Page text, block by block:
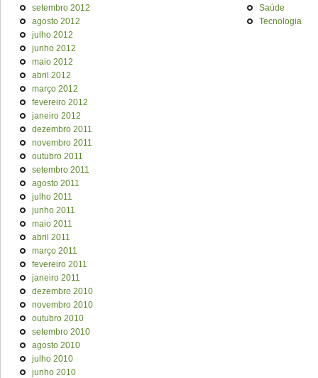
setembro 2012
agosto 2012
julho 2012
junho 2012
maio 2012
abril 2012
março 2012
fevereiro 2012
janeiro 2012
dezembro 2011
novembro 2011
outubro 2011
setembro 2011
agosto 2011
julho 2011
junho 2011
maio 2011
abril 2011
março 2011
fevereiro 2011
janeiro 2011
dezembro 2010
novembro 2010
outubro 2010
setembro 2010
agosto 2010
julho 2010
junho 2010
Saúde
Tecnologia